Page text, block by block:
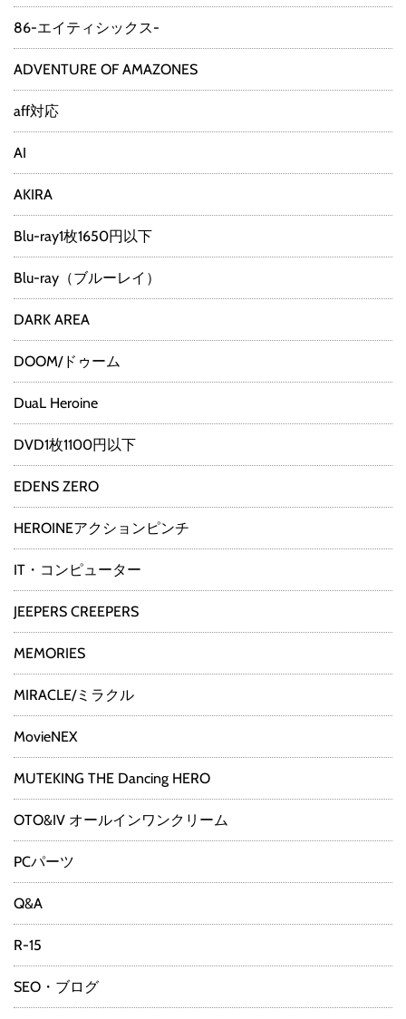
86-エイティシックス-
ADVENTURE OF AMAZONES
aff対応
AI
AKIRA
Blu-ray1枚1650円以下
Blu-ray（ブルーレイ）
DARK AREA
DOOM/ドゥーム
DuaL Heroine
DVD1枚1100円以下
EDENS ZERO
HEROINEアクションピンチ
IT・コンピューター
JEEPERS CREEPERS
MEMORIES
MIRACLE/ミラクル
MovieNEX
MUTEKING THE Dancing HERO
OTO&IV オールインワンクリーム
PCパーツ
Q&A
R-15
SEO・ブログ